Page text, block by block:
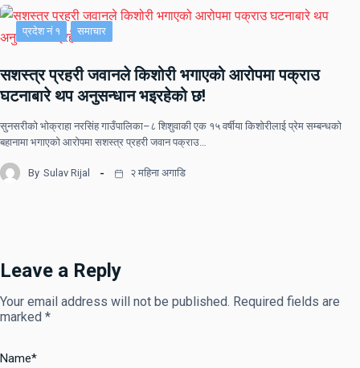
प्रदेश नं १ समाचार
सशस्त्र प्रहरी जवानले किशोरी भगाएको आरोपमा पक्राउ
घटनाबारे थप अनुसन्धान भइरहेको छ!
सुनसरीको भोक्राहा नरसिंह गाउँपालिका–८ शिशुवाकी एक १५ वर्षीया किशोरीलाई प्रेम सम्बन्धको
बहानामा भगाएको आरोपमा सशस्त्र प्रहरी जवान पक्राउ…
By Sulav Rijal २ महिना अगाडि
Leave a Reply
Your email address will not be published. Required fields are
marked *
Name*